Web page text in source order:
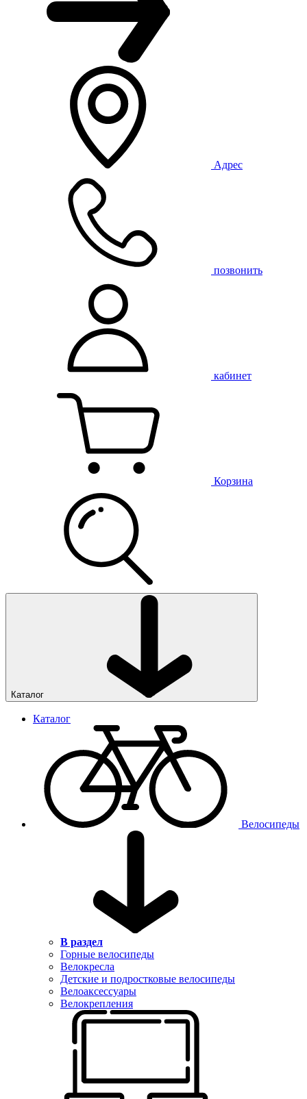
Адрес
позвонить
кабинет
Корзина
Каталог
Каталог
Велосипеды
В раздел
Горные велосипеды
Велокресла
Детские и подростковые велосипеды
Велоаксессуары
Велокрепления